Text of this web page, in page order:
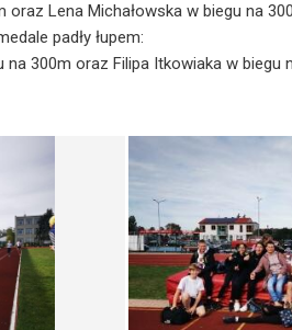
oraz Lena Michałowska w biegu na
padły łupem:
300m oraz Filipa Itkowiaka w biegu